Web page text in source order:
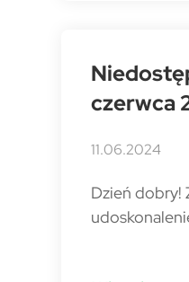
czerwca
11.06.2024
Dzień dobry!